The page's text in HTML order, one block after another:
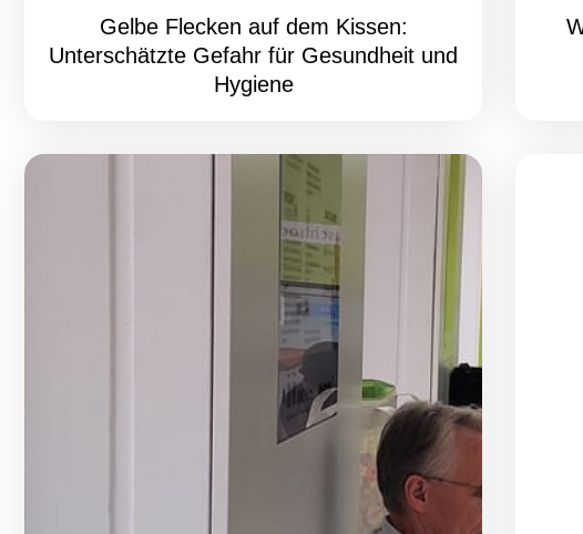
Gelbe Flecken auf dem Kissen:
Unterschätzte Gefahr für Gesundheit und
Hygiene